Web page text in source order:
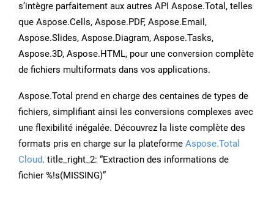
s’intègre parfaitement aux autres API Aspose.Total, telles
que Aspose.Cells, Aspose.PDF, Aspose.Email,
Aspose.Slides, Aspose.Diagram, Aspose.Tasks,
Aspose.3D, Aspose.HTML, pour une conversion complète
de fichiers multiformats dans vos applications.
Aspose.Total prend en charge des centaines de types de
fichiers, simplifiant ainsi les conversions complexes avec
une flexibilité inégalée. Découvrez la liste complète des
formats pris en charge sur la plateforme Aspose.Total
Cloud. title_right_2: “Extraction des informations de
fichier %!s(MISSING)”